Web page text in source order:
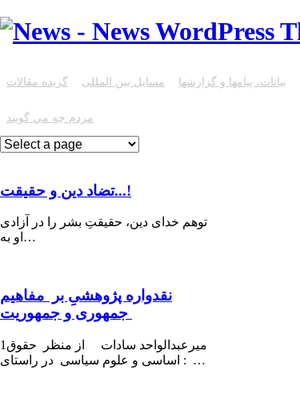
گزیده مقالات مسایل بین المللی بیانات، پیامها و گزارشها
مردم چه مي گويند
تضاد دین و حقیقت...!
توهم خدای دین، حقیقتِ بشر را در آزادی
او به…
نقدواره پژوهشیِ بر مفاهیم
1میرعبدالواحد سادات از منظر حقوق
اساسی و علوم سیاسی در راستای : …